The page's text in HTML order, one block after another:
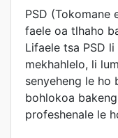
PSD (Tokomane
faele oa tlhaho
Lifaele tsa PSD
mekhahlelo, li
senyeheng le ho
bohlokoa
profeshenale le